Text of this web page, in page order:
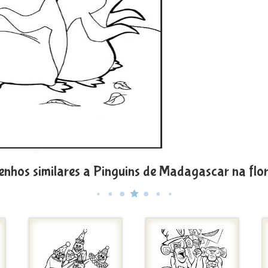
similares a Pinguins de Madagascar na